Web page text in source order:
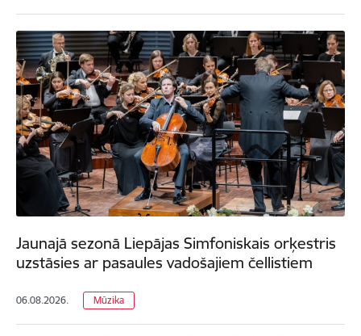
Jaunajā sezonā Liepājas Simfoniskais orķestris
uzstāsies ar pasaules vadošajiem čellistiem
06.08.2026. Mūzika